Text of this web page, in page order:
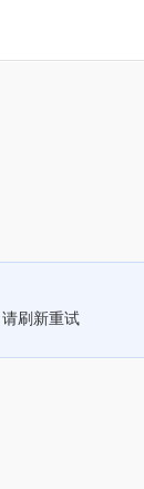
刷新重试